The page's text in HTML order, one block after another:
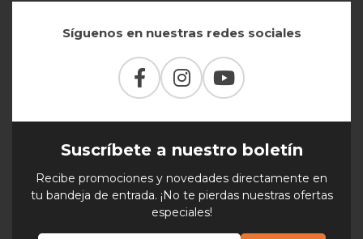
Síguenos en nuestras redes sociales
Suscríbete a nuestro boletín
Recibe promociones y novedades directamente en
tu bandeja de entrada. ¡No te pierdas nuestras ofertas
especiales!